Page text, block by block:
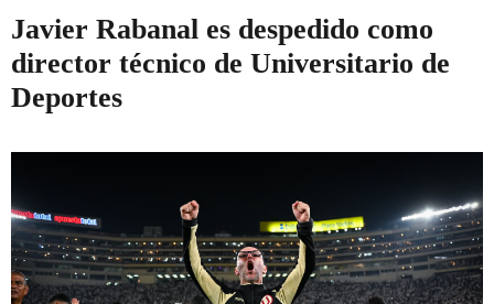
Javier Rabanal es despedido como
director técnico de Universitario de
Deportes